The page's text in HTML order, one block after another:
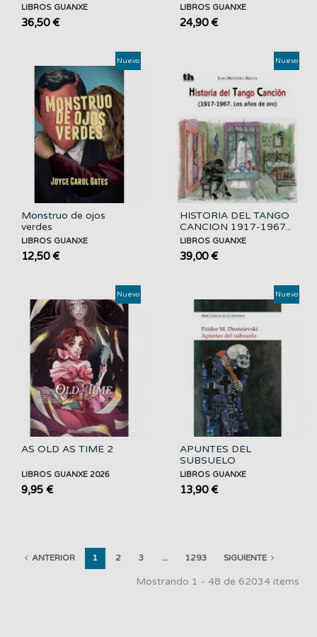
LIBROS GUANXE
36,50 €
LIBROS GUANXE
24,90 €
Monstruo de ojos
verdes
LIBROS GUANXE
12,50 €
Nuevo
HISTORIA DEL TANGO
CANCION 1917-1967...
LIBROS GUANXE
39,00 €
Nuevo
AS OLD AS TIME 2
LIBROS GUANXE 2026
9,95 €
Nuevo
APUNTES DEL
SUBSUELO
LIBROS GUANXE
13,90 €
Nuevo
ANTERIOR 1 2 3 ... 1293 SIGUIENTE
Mostrando 1 - 48 de 62034 items